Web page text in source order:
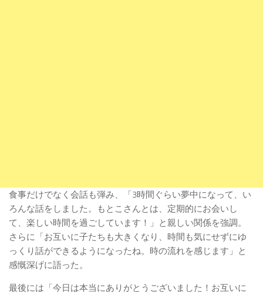
食事だけでなく会話も弾み、「3時間ぐらい夢中になって、い
ろんな話をしました。もとこさんとは、定期的にお会いし
て、楽しい時間を過ごしています！」と親しい関係を強調。
さらに「お互いに子たちも大きくなり、時間も気にせずにゆ
っくり話ができるようになったね。時の流れを感じます」と
感慨深げに語った。
最後には「今日は本当にありがとうございました！お互いに